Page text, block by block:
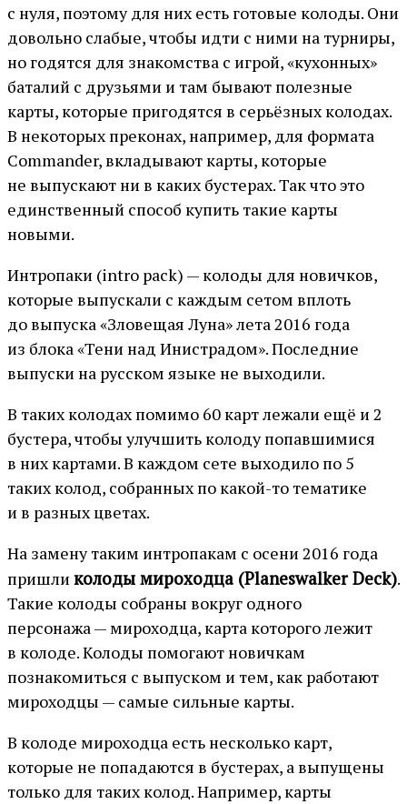
с нуля, поэтому для них есть готовые колоды. Они
довольно слабые, чтобы идти с ними на турниры,
но годятся для знакомства с игрой, «кухонных»
баталий с друзьями и там бывают полезные
карты, которые пригодятся в серьёзных колодах.
В некоторых преконах, например, для формата
Commander, вкладывают карты, которые
не выпускают ни в каких бустерах. Так что это
единственный способ купить такие карты
новыми.
Интропаки (intro pack) — колоды для новичков,
которые выпускали с каждым сетом вплоть
до выпуска «Зловещая Луна» лета 2016 года
из блока «Тени над Инистрадом». Последние
выпуски на русском языке не выходили.
В таких колодах помимо 60 карт лежали ещё и 2
бустера, чтобы улучшить колоду попавшимися
в них картами. В каждом сете выходило по 5
таких колод, собранных по какой-то тематике
и в разных цветах.
На замену таким интропакам с осени 2016 года
пришликолоды мироходца (Planeswalker Deck).
Такие колоды собраны вокруг одного
персонажа — мироходца, карта которого лежит
в колоде. Колоды помогают новичкам
познакомиться с выпуском и тем, как работают
мироходцы — самые сильные карты.
В колоде мироходца есть несколько карт,
которые не попадаются в бустерах, а выпущены
только для таких колод. Например, карты